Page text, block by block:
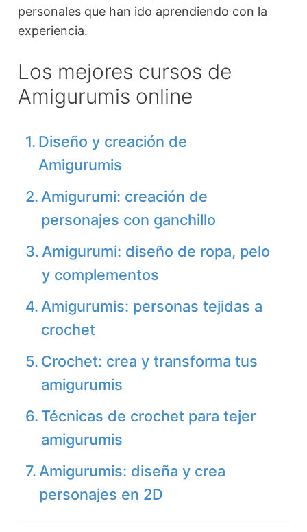
personales que han ido aprendiendo con la
experiencia.
Los mejores cursos de
Amigurumis online
Diseño y creación de
Amigurumis
Amigurumi: creación de
personajes con ganchillo
Amigurumi: diseño de ropa, pelo
y complementos
Amigurumis: personas tejidas a
crochet
Crochet: crea y transforma tus
amigurumis
Técnicas de crochet para tejer
amigurumis
Amigurumis: diseña y crea
personajes en 2D